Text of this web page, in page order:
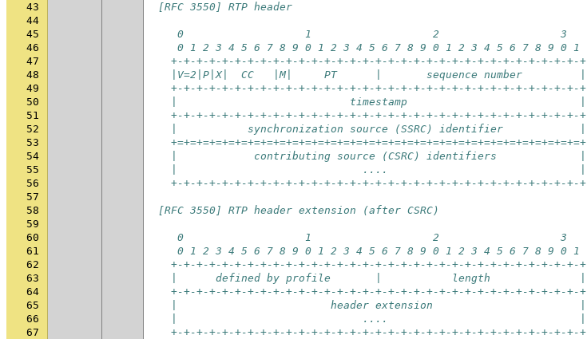
43
[RFC 3550] RTP header
44
45
    0                   1                   2                   3
46
    0 1 2 3 4 5 6 7 8 9 0 1 2 3 4 5 6 7 8 9 0 1 2 3 4 5 6 7 8 9 0 1
47
   +-+-+-+-+-+-+-+-+-+-+-+-+-+-+-+-+-+-+-+-+-+-+-+-+-+-+-+-+-+-+-+-+
48
   |V=2|P|X|  CC   |M|     PT      |       sequence number         |
49
   +-+-+-+-+-+-+-+-+-+-+-+-+-+-+-+-+-+-+-+-+-+-+-+-+-+-+-+-+-+-+-+-+
50
   |                           timestamp                           |
51
   +-+-+-+-+-+-+-+-+-+-+-+-+-+-+-+-+-+-+-+-+-+-+-+-+-+-+-+-+-+-+-+-+
52
   |           synchronization source (SSRC) identifier            |
53
   +=+=+=+=+=+=+=+=+=+=+=+=+=+=+=+=+=+=+=+=+=+=+=+=+=+=+=+=+=+=+=+=+
54
   |            contributing source (CSRC) identifiers             |
55
   |                             ....                              |
56
   +-+-+-+-+-+-+-+-+-+-+-+-+-+-+-+-+-+-+-+-+-+-+-+-+-+-+-+-+-+-+-+-+
57
58
[RFC 3550] RTP header extension (after CSRC)
59
60
    0                   1                   2                   3
61
    0 1 2 3 4 5 6 7 8 9 0 1 2 3 4 5 6 7 8 9 0 1 2 3 4 5 6 7 8 9 0 1
62
   +-+-+-+-+-+-+-+-+-+-+-+-+-+-+-+-+-+-+-+-+-+-+-+-+-+-+-+-+-+-+-+-+
63
   |      defined by profile       |           length              |
64
   +-+-+-+-+-+-+-+-+-+-+-+-+-+-+-+-+-+-+-+-+-+-+-+-+-+-+-+-+-+-+-+-+
65
   |                        header extension                       |
66
   |                             ....                              |
67
   +-+-+-+-+-+-+-+-+-+-+-+-+-+-+-+-+-+-+-+-+-+-+-+-+-+-+-+-+-+-+-+-+